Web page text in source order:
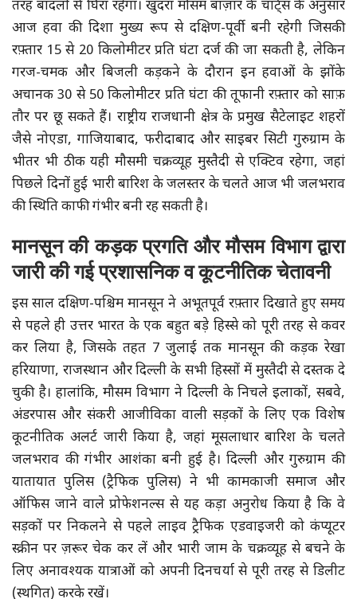
तरह बादलों से घिरा रहेगा। खुदरा मौसम बाज़ार के चार्ट्स के अनुसार
आज हवा की दिशा मुख्य रूप से दक्षिण-पूर्वी बनी रहेगी जिसकी
रफ़्तार 15 से 20 किलोमीटर प्रति घंटा दर्ज की जा सकती है, लेकिन
गरज-चमक और बिजली कड़कने के दौरान इन हवाओं के झोंके
अचानक 30 से 50 किलोमीटर प्रति घंटा की तूफानी रफ़्तार को साफ़
तौर पर छू सकते हैं। राष्ट्रीय राजधानी क्षेत्र के प्रमुख सैटेलाइट शहरों
जैसे नोएडा, गाजियाबाद, फरीदाबाद और साइबर सिटी गुरुग्राम के
भीतर भी ठीक यही मौसमी चक्रव्यूह मुस्तैदी से एक्टिव रहेगा, जहां
पिछले दिनों हुई भारी बारिश के जलस्तर के चलते आज भी जलभराव
की स्थिति काफी गंभीर बनी रह सकती है।
मानसून की कड़क प्रगति और मौसम विभाग द्वारा
जारी की गई प्रशासनिक व कूटनीतिक चेतावनी
इस साल दक्षिण-पश्चिम मानसून ने अभूतपूर्व रफ़्तार दिखाते हुए समय
से पहले ही उत्तर भारत के एक बहुत बड़े हिस्से को पूरी तरह से कवर
कर लिया है, जिसके तहत 7 जुलाई तक मानसून की कड़क रेखा
हरियाणा, राजस्थान और दिल्ली के सभी हिस्सों में मुस्तैदी से दस्तक दे
चुकी है। हालांकि, मौसम विभाग ने दिल्ली के निचले इलाकों, सबवे,
अंडरपास और संकरी आजीविका वाली सड़कों के लिए एक विशेष
कूटनीतिक अलर्ट जारी किया है, जहां मूसलाधार बारिश के चलते
जलभराव की गंभीर आशंका बनी हुई है। दिल्ली और गुरुग्राम की
यातायात पुलिस (ट्रैफिक पुलिस) ने भी कामकाजी समाज और
ऑफिस जाने वाले प्रोफेशनल्स से यह कड़ा अनुरोध किया है कि वे
सड़कों पर निकलने से पहले लाइव ट्रैफिक एडवाइजरी को कंप्यूटर
स्क्रीन पर ज़रूर चेक कर लें और भारी जाम के चक्रव्यूह से बचने के
लिए अनावश्यक यात्राओं को अपनी दिनचर्या से पूरी तरह से डिलीट
(स्थगित) करके रखें।